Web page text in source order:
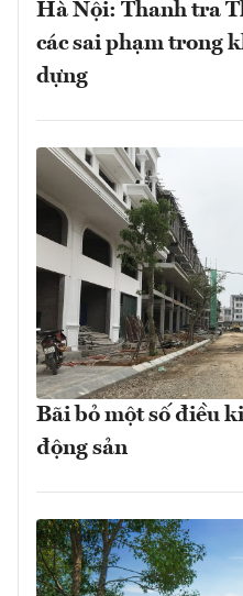
Hà Nội: Thanh tra
các sai phạm trong
dựng
Bãi bỏ một số điều
động sản